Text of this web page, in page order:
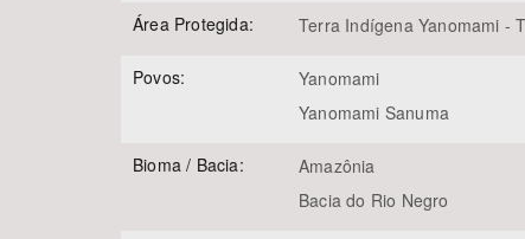
Área Protegida: Terra Indígena Yanomami -
Povos:
Yanomami
Yanomami Sanuma
Bioma / Bacia:
Amazônia
Bacia do Rio Negro